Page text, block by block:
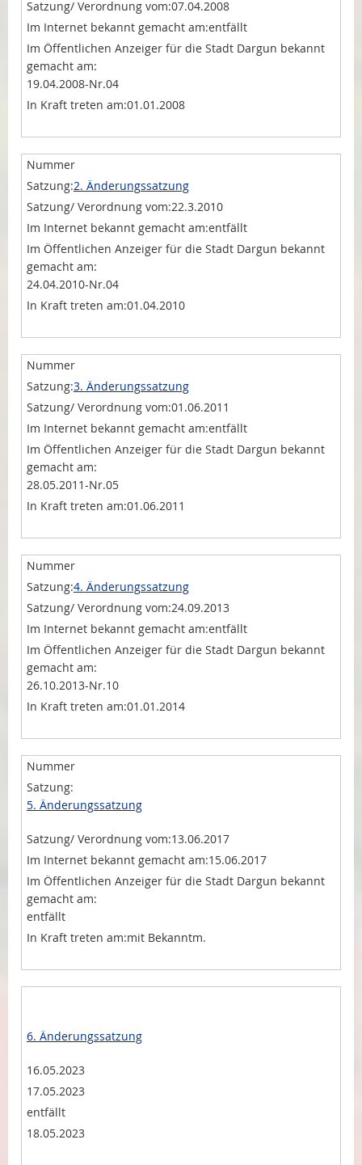
07.04.2008
entfällt
19.04.2008-Nr.04
01.01.2008
2. Änderungssatzung
22.3.2010
entfällt
24.04.2010-Nr.04
01.04.2010
3. Änderungssatzung
01.06.2011
entfällt
28.05.2011-Nr.05
01.06.2011
4. Änderungssatzung
24.09.2013
entfällt
26.10.2013-Nr.10
01.01.2014
5. Änderungssatzung
13.06.2017
15.06.2017
entfällt
mit Bekanntm.
6. Änderungssatzung
16.05.2023
17.05.2023
entfällt
18.05.2023